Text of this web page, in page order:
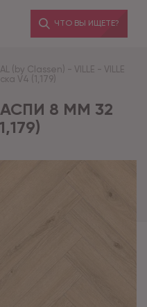
ЧТО ВЫ ИЩЕТЕ?
(by Classen) - VILLE - VILLE
V4 (1,179)
8 ММ 32